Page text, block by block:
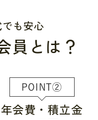
も安心
員とは？
POINT②
年会費・積立金